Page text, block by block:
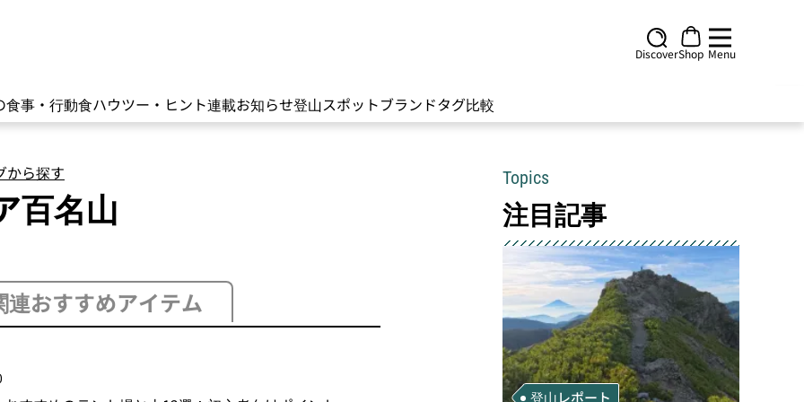
DiscoverShop Menu
食事・行動食ハウツー・ヒント連載お知らせ登山スポットブランドタグ比較
から探す
百名山
連おすすめアイテム
Topics
注目記事
登山レポート